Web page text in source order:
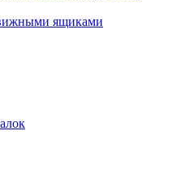
ящиками